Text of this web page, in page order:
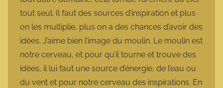
o
t
t
e
tout seul. Il faut des sources d’inspiration et plus
on les multiplie, plus on a des chances d’avoir des
idées. J’aime bien l’image du moulin. Le moulin est
notre cerveau, et pour qu’il tourne et trouve des
idées, il lui faut une source d’énergie, de l’eau ou
du vent et pour notre cerveau des inspirations. En